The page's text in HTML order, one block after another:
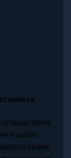
Kupibilet
прямо